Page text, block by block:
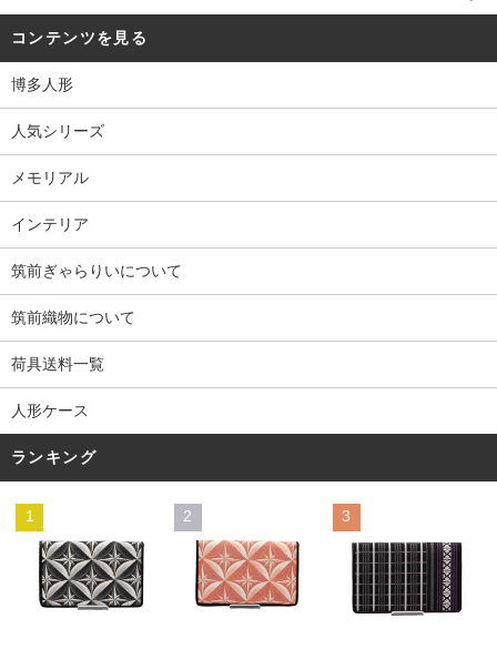
コンテンツを見る
博多人形
人気シリーズ
メモリアル
インテリア
筑前ぎゃらりいについて
筑前織物について
荷具送料一覧
人形ケース
ランキング
1 2 3